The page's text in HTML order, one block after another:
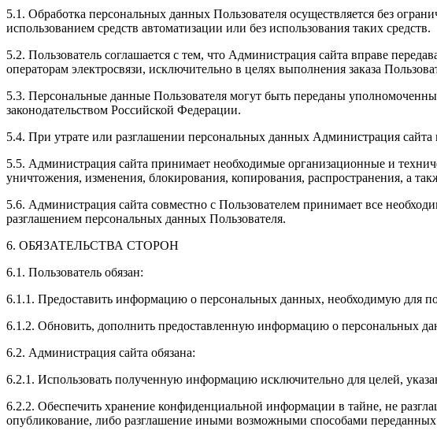
5.1. Обработка персональных данных Пользователя осуществляется без
использованием средств автоматизации или без использования таких средств.
5.2. Пользователь соглашается с тем, что Администрация сайта вправе
операторам электросвязи, исключительно в целях выполнения заказа
5.3. Персональные данные Пользователя могут быть переданы
законодательством Российской Федерации.
5.4. При утрате или разглашении персональных данных Администрация
5.5. Администрация сайта принимает необходимые организационные и
уничтожения, изменения, блокирования, копирования, распространения, а
5.6. Администрация сайта совместно с Пользователем принимает все
разглашением персональных данных Пользователя.
6. ОБЯЗАТЕЛЬСТВА СТОРОН
6.1. Пользователь обязан:
6.1.1. Предоставить информацию о персональных данных, необходимую для
6.1.2. Обновить, дополнить предоставленную информацию о персональных
6.2. Администрация сайта обязана:
6.2.1. Использовать полученную информацию исключительно для целей,
6.2.2. Обеспечить хранение конфиденциальной информации в тайне, не
опубликование, либо разглашение иными возможными способами